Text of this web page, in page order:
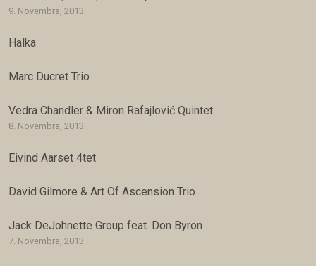
9. Novembra, 2013
Halka
Marc Ducret Trio
Vedra Chandler & Miron Rafajlović Quintet
8. Novembra, 2013
Eivind Aarset 4tet
David Gilmore & Art Of Ascension Trio
Jack DeJohnette Group feat. Don Byron
7. Novembra, 2013